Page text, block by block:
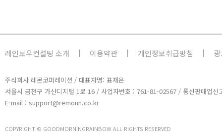
레인보우컨설팅 소개 이용약관 개인정보취급방침
주식회사 레몬코퍼레이션 / 대표자명: 표재은
서울시 금천구 가산디지털 1로 16 / 사업자번호 : 761-81-02567 / 통신판매업
E-mail : support@remonn.co.kr
COPYRIGHT © GOODMORNINGRAINBOW ALL RIGHTS RESERVED